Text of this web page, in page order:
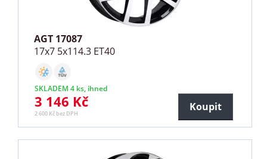
AGT 17087
17x7 5x114.3 ET40
SKLADEM 4 ks, ihned
3 146 Kč
2 600 Kč bez DPH
Koupit